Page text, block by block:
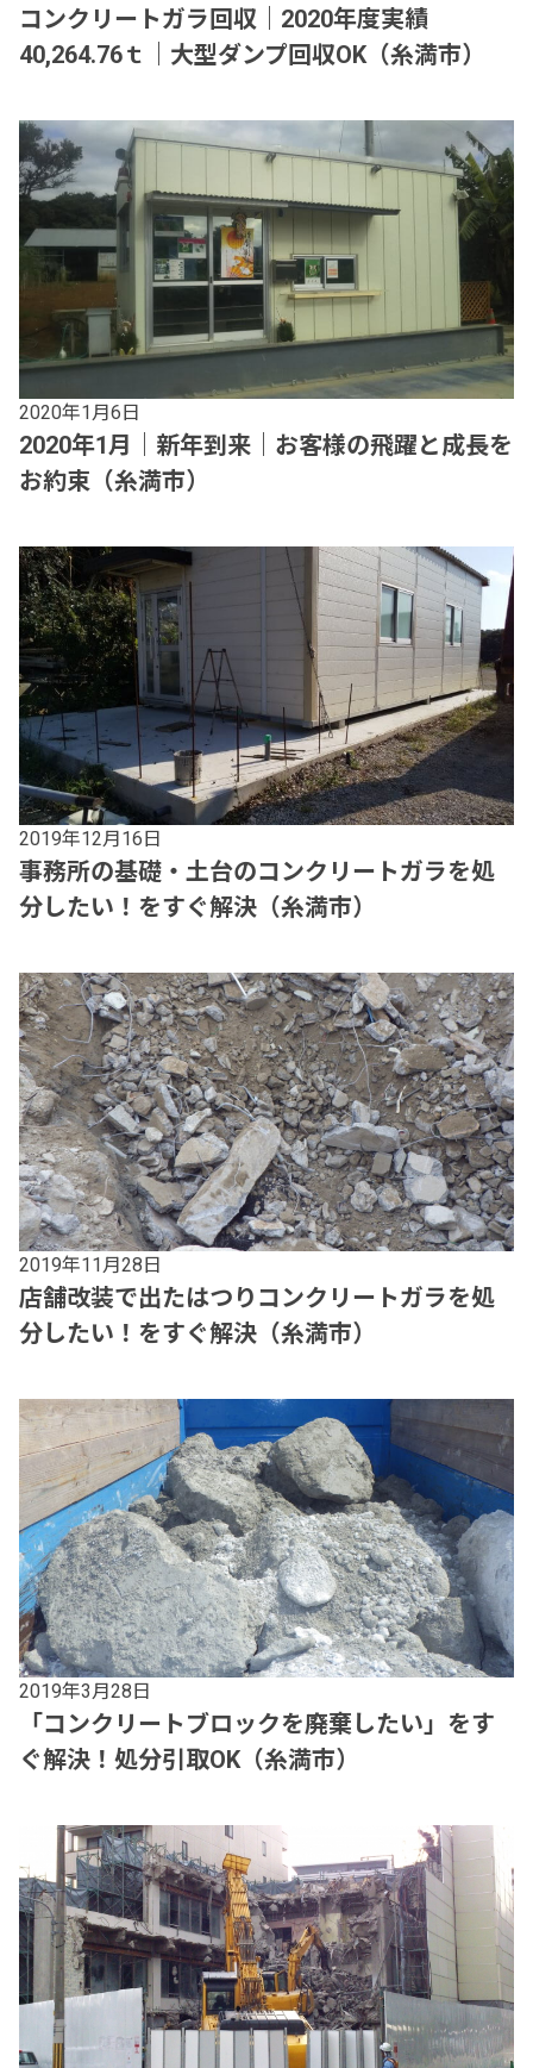
コンクリートガラ回収｜2020年度実績
40,264.76ｔ｜大型ダンプ回収OK（糸満市）
2020年1月6日
2020年1月｜新年到来｜お客様の飛躍と成長を
お約束（糸満市）
2019年12月16日
事務所の基礎・土台のコンクリートガラを処
分したい！をすぐ解決（糸満市）
2019年11月28日
店舗改装で出たはつりコンクリートガラを処
分したい！をすぐ解決（糸満市）
2019年3月28日
「コンクリートブロックを廃棄したい」をす
ぐ解決！処分引取OK（糸満市）